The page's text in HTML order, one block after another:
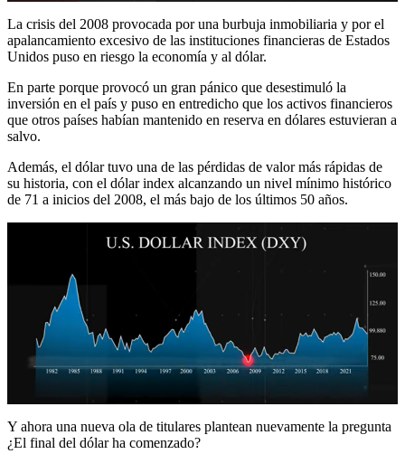
La crisis del 2008 provocada por una burbuja inmobiliaria y por el
apalancamiento excesivo de las instituciones financieras de Estados
Unidos puso en riesgo la economía y al dólar.
En parte porque provocó un gran pánico que desestimuló la
inversión en el país y puso en entredicho que los activos financieros
que otros países habían mantenido en reserva en dólares estuvieran a
salvo.
Además, el dólar tuvo una de las pérdidas de valor más rápidas de
su historia, con el dólar index alcanzando un nivel mínimo histórico
de 71 a inicios del 2008, el más bajo de los últimos 50 años.
Y ahora una nueva ola de titulares plantean nuevamente la pregunta
¿El final del dólar ha comenzado?